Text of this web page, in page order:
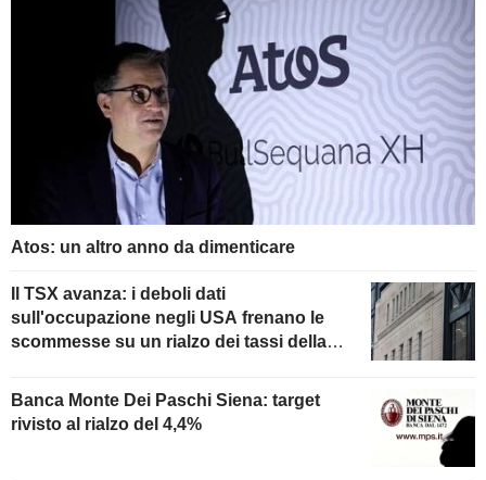
Atos: un altro anno da dimenticare
Il TSX avanza: i deboli dati
sull'occupazione negli USA frenano le
scommesse su un rialzo dei tassi della
Banca Monte Dei Paschi Siena: target
rivisto al rialzo del 4,4%